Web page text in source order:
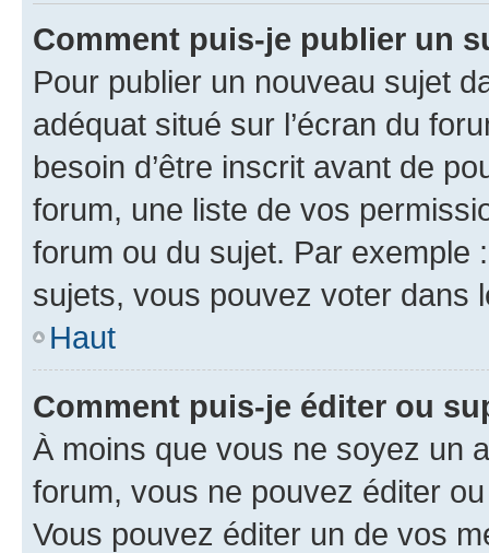
Comment puis-je publier un
Pour publier un nouveau sujet
adéquat situé sur l’écran du
besoin d’être inscrit avant de
forum, une liste de vos
forum ou du sujet. Par exemple
sujets, vous pouvez voter dans
Haut
Comment puis-je éditer ou
À moins que vous ne soyez un
forum, vous ne pouvez éditer
Vous pouvez éditer un de vos